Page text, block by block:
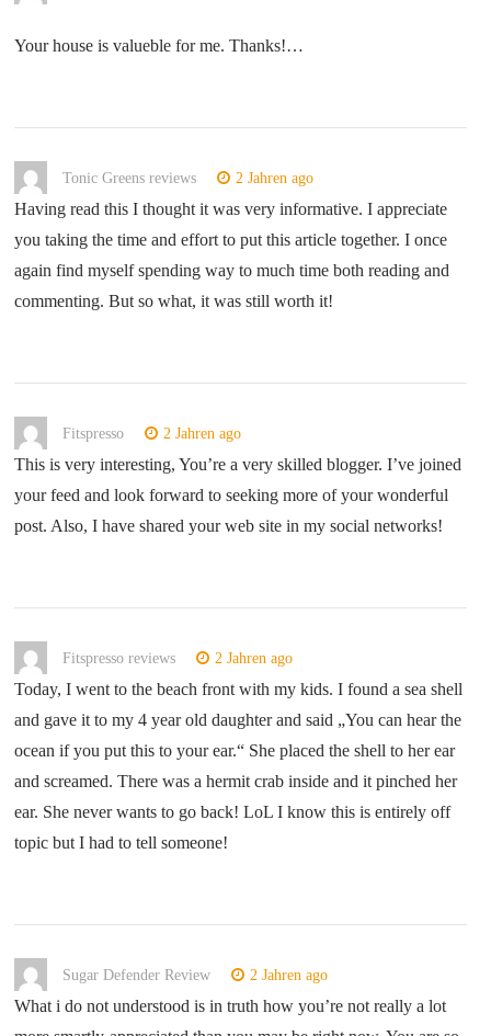
Your house is valueble for me. Thanks!…
Tonic Greens reviews 2 Jahren ago
Having read this I thought it was very informative. I appreciate
you taking the time and effort to put this article together. I once
again find myself spending way to much time both reading and
commenting. But so what, it was still worth it!
Fitspresso 2 Jahren ago
This is very interesting, You’re a very skilled blogger. I’ve joined
your feed and look forward to seeking more of your wonderful
post. Also, I have shared your web site in my social networks!
Fitspresso reviews 2 Jahren ago
Today, I went to the beach front with my kids. I found a sea shell
and gave it to my 4 year old daughter and said „You can hear the
ocean if you put this to your ear.“ She placed the shell to her ear
and screamed. There was a hermit crab inside and it pinched her
ear. She never wants to go back! LoL I know this is entirely off
topic but I had to tell someone!
Sugar Defender Review 2 Jahren ago
What i do not understood is in truth how you’re not really a lot